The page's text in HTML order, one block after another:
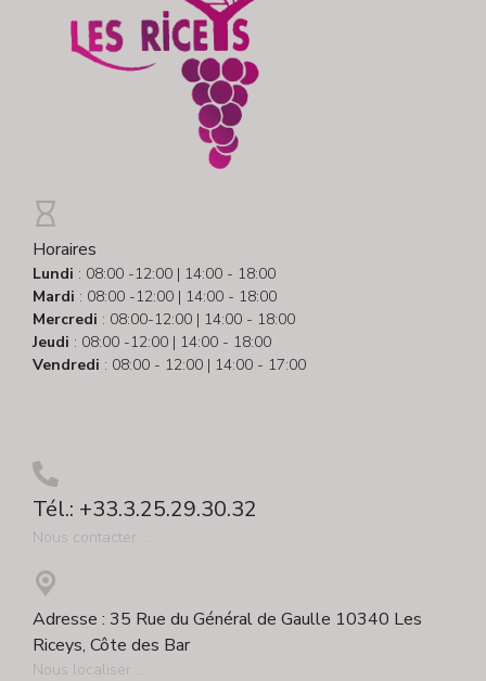
Horaires
Lundi : 08:00 -12:00 | 14:00 - 18:00
Mardi : 08:00 -12:00 | 14:00 - 18:00
Mercredi : 08:00-12:00 | 14:00 - 18:00
Jeudi : 08:00 -12:00 | 14:00 - 18:00
Vendredi : 08:00 - 12:00 | 14:00 - 17:00
Tél.: +33.3.25.29.30.32
Nous contacter ...
Adresse : 35 Rue du Général de Gaulle 10340 Les
Riceys, Côte des Bar
Nous localiser ...